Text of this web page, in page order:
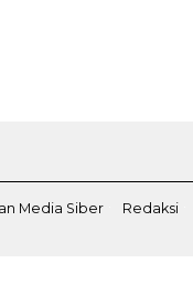
Media Siber
Redaksi